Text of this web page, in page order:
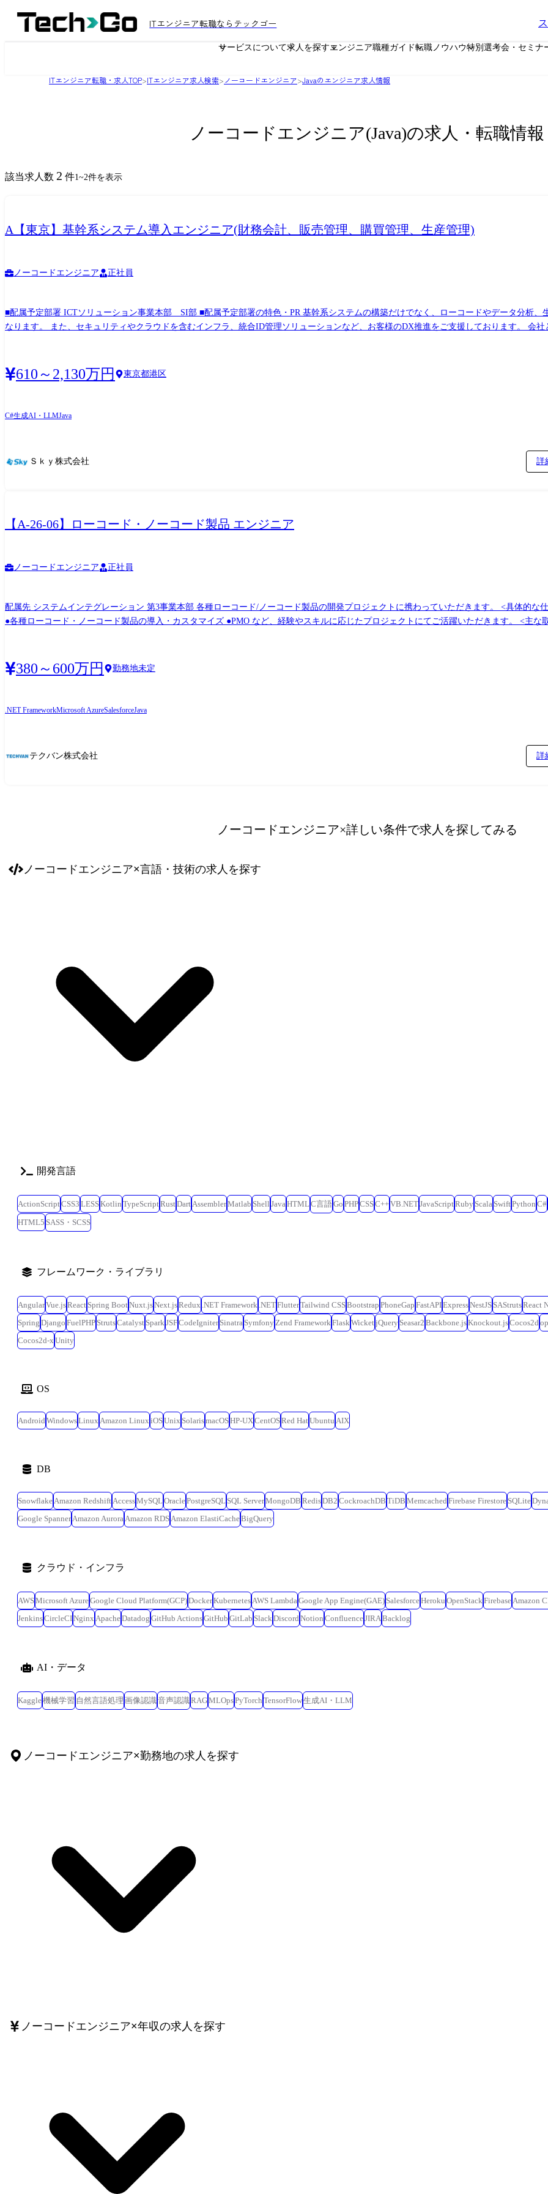
ITエンジニア転職ならテックゴー
サービスについて求人を探すエンジニア職種ガイド転職ノウハウ特別選考会・セミナ
ITエンジニア転職・求人TOP>ITエンジニア求人検索>ノーコードエンジニア>Javaのエンジニア求人情報
ノーコードエンジニア(Java)の求人・転職情報
該当求人数 2 件1~2件を表示
A【東京】基幹系システム導入エンジニア(財務会計、販売管理、購買管理、生産管理)
ノーコードエンジニア 正社員
■配属予定部署 ICTソリューション事業本部 SI部 ■配属予定部署の特色・PR 基幹系システムの構築だけでなく、ローコードやデータ分析、生成AIソリューションを取り扱っている部署と
なります。 また、セキュリティやクラウドを含むインフラ、統合ID管理ソリューションなど、お客様のDX推進をご支援しております。 会社としても注力している部署であり、今後の大き
をご支援いたします。 昨今のERPパッケージ導入においては、Fit to Standardが主流になってきており、ERPパッケージにFitしない領域については、 フルスクラッチやローコードソリューシ
ョンを用いた周辺サブシステムの開発も実施いたします。 対応フェーズは、構想策定、要件定義、アプリケーション設計、開発、評価となり、システム導入後は保守運用までを担います。
ービスを用いたシステム提案業務を実施いたします。 業務を通じて財務会計、販売管理、購買管理、生産管理等の業務知識が習得できます。 DXで開発手法も大きな変革を迎えようとして
フルスクラッチやローコードソリューションを用いた周辺サブシステムの開発
610～2,130万円 東京都港区
C#生成AI・LLMJava
Ｓｋｙ株式会社 詳
【A-26-06】ローコード・ノーコード製品 エンジニア
ノーコードエンジニア 正社員
配属先 システムインテグレーション 第3事業本部 各種ローコード/ノーコード製品の開発プロジェクトに携わっていただきます。 <具体的な仕事の内容> ●ローコード開発・ノーコード開発
●各種ローコード・ノーコード製品の導入・カスタマイズ ●PMO など、経験やスキルに応じたプロジェクトにてご活躍いただきます。 <主な取り扱い製品> Salesforce、ServiceNow、
380～600万円 勤務地未定
.NET FrameworkMicrosoft AzureSalesforceJava
テクバン株式会社 詳
ノーコードエンジニア×詳しい条件で求人を探してみる
ノーコードエンジニア×言語・技術の求人を探す
開発言語
ActionScriptCSS3 LESSKotlin TypeScriptRustDart AssemblerMatlab Shell Java HTML C言語Go PHPCSSC++VB.NETJavaScriptRuby Scala SwiftPython C#
HTML5 SASS・SCSS
フレームワーク・ライブラリ
AngularVue.jsReact Spring BootNuxt.jsNext.jsRedux .NET Framework .NETFlutterTailwind CSSBootstrap PhoneGap FastAPIExpressNestJS SAStrutsReact
Spring Django FuelPHP StrutsCatalyst Spark JSFCodeIgniter Sinatra Symfony Zend Framework Flask WicketjQuery Seasar2 Backbone.jsKnockout.jsCocos2d
Cocos2d-x Unity
OS
Android WindowsLinux Amazon Linux iOSUnix SolarismacOSHP-UXCentOSRed HatUbuntu AIX
DB
Snowflake Amazon Redshift AccessMySQL OraclePostgreSQL SQL ServerMongoDB RedisDB2 CockroachDB TiDB Memcached Firebase Firestore SQLite
Google Spanner Amazon Aurora Amazon RDS Amazon ElastiCacheBigQuery
クラウド・インフラ
AWSMicrosoft AzureGoogle Cloud Platform(GCP)DockerKubernetes AWS Lambda Google App Engine(GAE) SalesforceHeroku OpenStack Firebase Amazon
JenkinsCircleCINginx ApacheDatadog GitHub ActionsGitHub GitLab Slack Discord Notion ConfluenceJIRA Backlog
AI・データ
Kaggle機械学習 自然言語処理 画像認識 音声認識 RAGMLOpsPyTorch TensorFlow生成AI・LLM
ノーコードエンジニア×勤務地の求人を探す
ノーコードエンジニア×年収の求人を探す